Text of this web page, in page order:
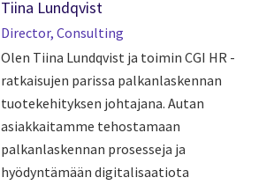
Tiina Lundqvist
Director, Consulting
Olen Tiina Lundqvist ja toimin CGI HR -
ratkaisujen parissa palkanlaskennan
tuotekehityksen johtajana. Autan
asiakkaitamme tehostamaan
palkanlaskennan prosesseja ja
hyödyntämään digitalisaatiota